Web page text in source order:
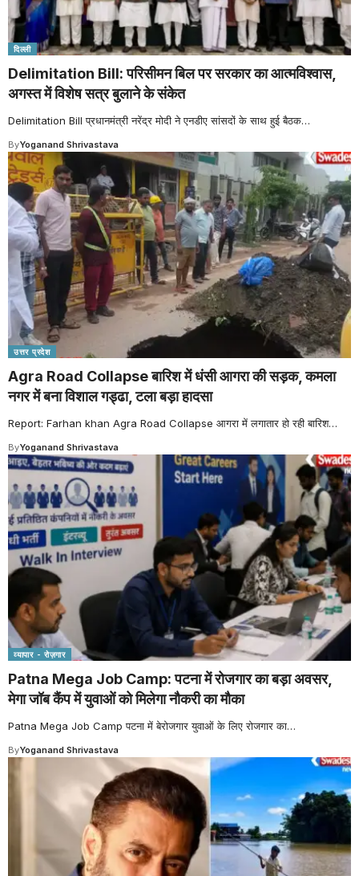
दिल्ली
Delimitation Bill: परिसीमन बिल पर सरकार का आत्मविश्वास,
अगस्त में विशेष सत्र बुलाने के संकेत
Delimitation Bill प्रधानमंत्री नरेंद्र मोदी ने एनडीए सांसदों के साथ हुई बैठक…
ByYoganand Shrivastava
उत्तर प्रदेश
Agra Road Collapse बारिश में धंसी आगरा की सड़क, कमला
नगर में बना विशाल गड्ढा, टला बड़ा हादसा
Report: Farhan khan Agra Road Collapse आगरा में लगातार हो रही बारिश…
ByYoganand Shrivastava
व्यापार - रोज़गार
Patna Mega Job Camp: पटना में रोजगार का बड़ा अवसर,
मेगा जॉब कैंप में युवाओं को मिलेगा नौकरी का मौका
Patna Mega Job Camp पटना में बेरोजगार युवाओं के लिए रोजगार का…
ByYoganand Shrivastava